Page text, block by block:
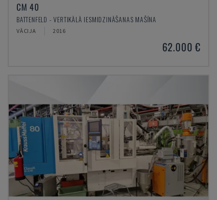
CM 40
BATTENFELD - VERTIKĀLĀ IESMIDZINĀŠANAS MAŠĪNA
VĀCIJA 2016
62.000 €